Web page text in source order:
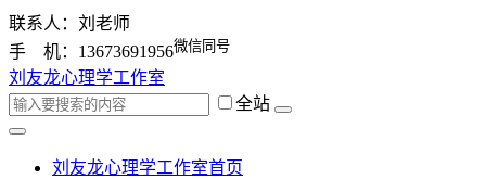
联系人：刘老师
手 机：13673691956微信同号
刘友龙心理学工作室
全站
刘友龙心理学工作室首页